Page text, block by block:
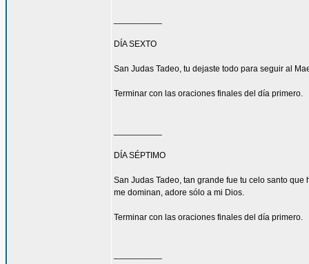
DÍA SEXTO
San Judas Tadeo, tu dejaste todo para seguir al
Terminar con las oraciones finales del día primero.
DÍA SÉPTIMO
San Judas Tadeo, tan grande fue tu celo santo
me dominan, adore sólo a mi Dios.
Terminar con las oraciones finales del día primero.